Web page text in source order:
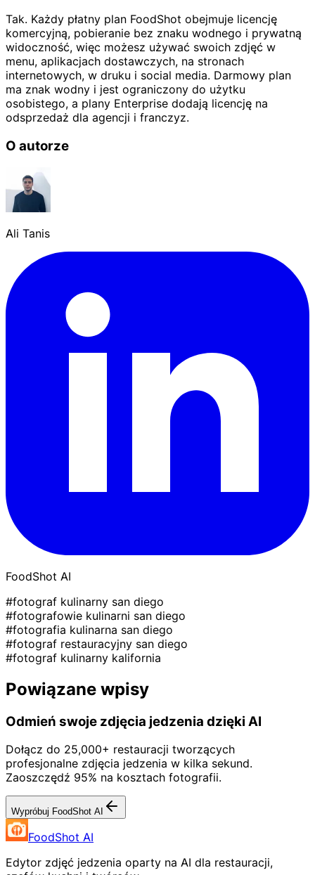
Tak. Każdy płatny plan FoodShot obejmuje licencję
komercyjną, pobieranie bez znaku wodnego i prywatną
widoczność, więc możesz używać swoich zdjęć w
menu, aplikacjach dostawczych, na stronach
internetowych, w druku i social media. Darmowy plan
ma znak wodny i jest ograniczony do użytku
osobistego, a plany Enterprise dodają licencję na
odsprzedaż dla agencji i franczyz.
O autorze
Ali Tanis
FoodShot AI
#fotograf kulinarny san diego
#fotografowie kulinarni san diego
#fotografia kulinarna san diego
#fotograf restauracyjny san diego
#fotograf kulinarny kalifornia
Powiązane wpisy
Odmień swoje zdjęcia jedzenia dzięki AI
Dołącz do 25,000+ restauracji tworzących
profesjonalne zdjęcia jedzenia w kilka sekund.
Zaoszczędź 95% na kosztach fotografii.
Wypróbuj FoodShot AI
FoodShot AI
Edytor zdjęć jedzenia oparty na AI dla restauracji,